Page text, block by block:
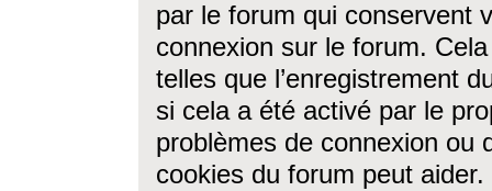
par le forum qui conservent
connexion sur le forum.
telles que l’enregistrement
si cela a été activé par le
problèmes de connexion ou
cookies du forum peut aider.